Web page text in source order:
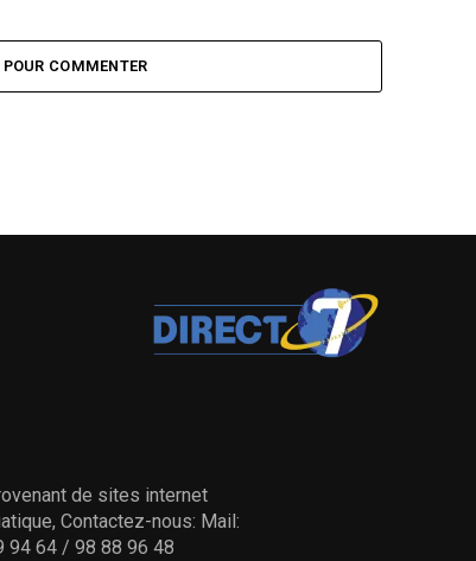
COMMENTER
de sites internet
Contactez-nous: Mail:
94 64 / 98 88 96 48